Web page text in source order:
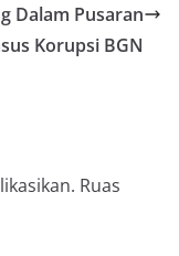
Dalam Pusaran
Korupsi BGN
Ruas